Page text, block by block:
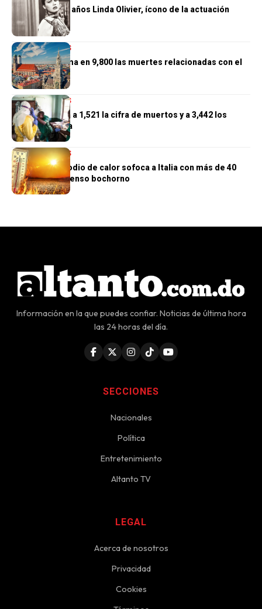
Muere a los 97 años Linda Olivier, ícono de la actuación
venezolana
INTERNACIONALES
Alemania estima en 9,800 las muertes relacionadas con el
calor
INTERNACIONALES
El Congo eleva a 1,521 la cifra de muertos y a 3,442 los
casos de ébola
INTERNACIONALES
Un nuevo episodio de calor sofoca a Italia con más de 40
grados y un intenso bochorno
Información en la que puedes confiar. Noticias de última hora
las 24 horas del día.
SECCIONES
Nacionales
Política
Entretenimiento
Altanto TV
LEGAL
Acerca de nosotros
Privacidad
Cookies